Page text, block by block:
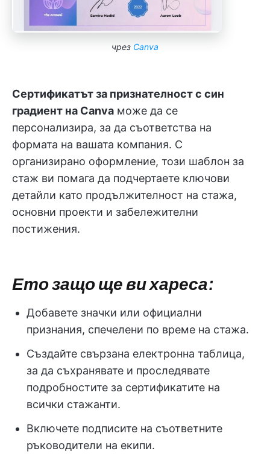
чрез Canva
Сертификатът за признателност с син
градиент на Canva може да се
персонализира, за да съответства на
формата на вашата компания. С
организирано оформление, този шаблон за
стаж ви помага да подчертаете ключови
детайли като продължителност на стажа,
основни проекти и забележителни
постижения.
Ето защо ще ви хареса:
Добавете значки или официални
признания, спечелени по време на стажа.
Създайте свързана електронна таблица,
за да съхранявате и проследявате
подробностите за сертификатите на
всички стажанти.
Включете подписите на съответните
ръководители на екипи.